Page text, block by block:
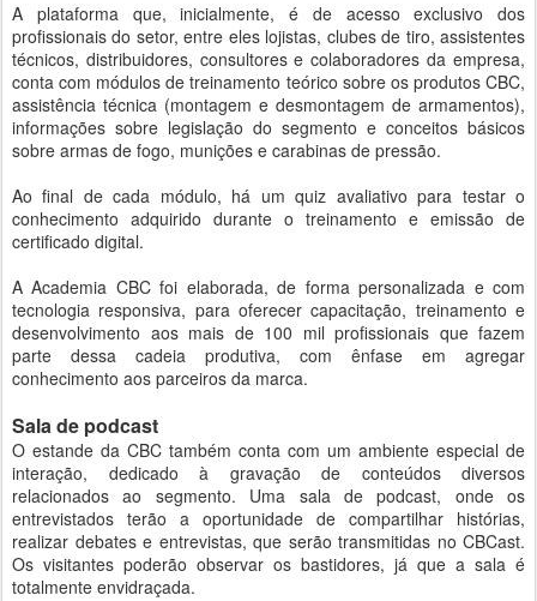
A plataforma que, inicialmente, é de acesso exclusivo dos
profissionais do setor, entre eles lojistas, clubes de tiro, assistentes
técnicos, distribuidores, consultores e colaboradores da empresa,
conta com módulos de treinamento teórico sobre os produtos CBC,
assistência técnica (montagem e desmontagem de armamentos),
informações sobre legislação do segmento e conceitos básicos
sobre armas de fogo, munições e carabinas de pressão.
Ao final de cada módulo, há um quiz avaliativo para testar o
conhecimento adquirido durante o treinamento e emissão de
certificado digital.
A Academia CBC foi elaborada, de forma personalizada e com
tecnologia responsiva, para oferecer capacitação, treinamento e
desenvolvimento aos mais de 100 mil profissionais que fazem
parte dessa cadeia produtiva, com ênfase em agregar
conhecimento aos parceiros da marca.
Sala de podcast
O estande da CBC também conta com um ambiente especial de
interação, dedicado à gravação de conteúdos diversos
relacionados ao segmento. Uma sala de podcast, onde os
entrevistados terão a oportunidade de compartilhar histórias,
realizar debates e entrevistas, que serão transmitidas no CBCast.
Os visitantes poderão observar os bastidores, já que a sala é
totalmente envidraçada.